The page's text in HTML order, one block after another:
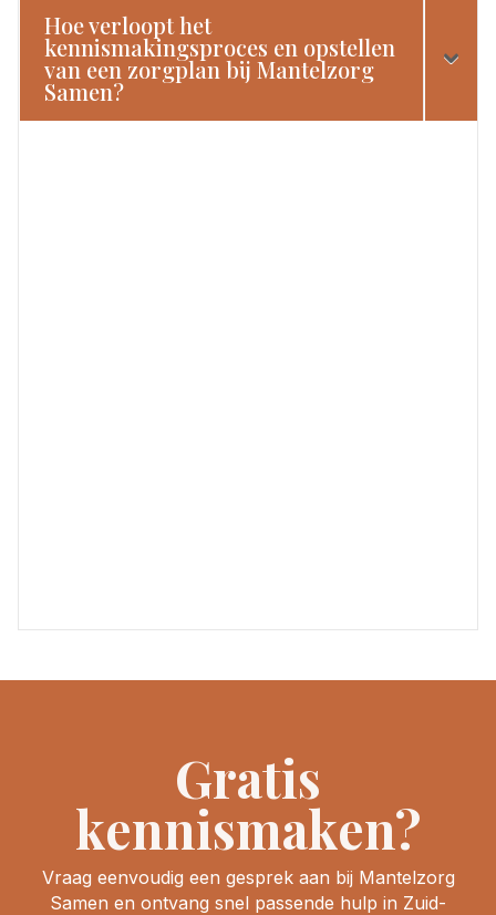
Hoe verloopt het
kennismakingsproces en opstellen
van een zorgplan bij Mantelzorg
Samen?
Gratis
kennismaken?
Vraag eenvoudig een gesprek aan bij Mantelzorg
Samen en ontvang snel passende hulp in Zuid-